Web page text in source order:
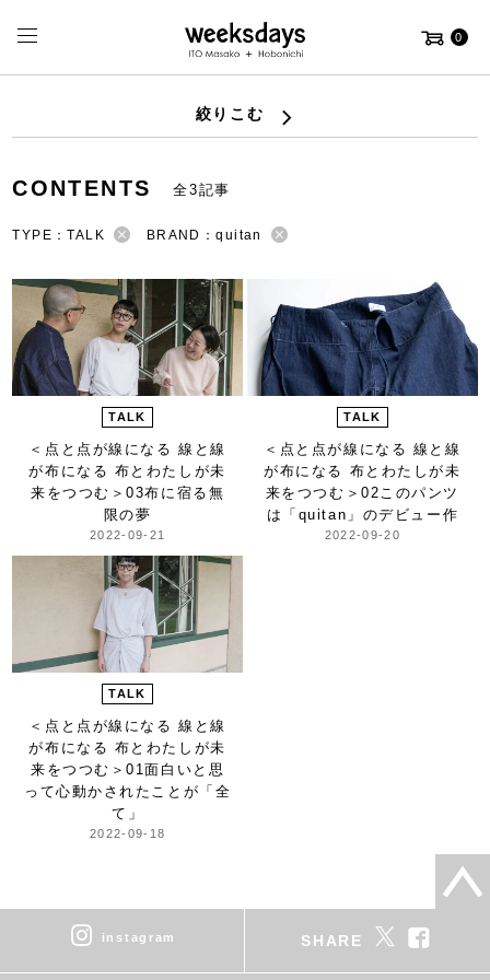
0
絞りこむ
CONTENTS 全3記事
TYPE：TALK BRAND：quitan
TALK
＜点と点が線になる 線と線
が布になる 布とわたしが未
来をつつむ＞03布に宿る無
限の夢
2022-09-21
TALK
＜点と点が線になる 線と線
が布になる 布とわたしが未
来をつつむ＞02このパンツ
は「quitan」のデビュー作
2022-09-20
TALK
＜点と点が線になる 線と線
が布になる 布とわたしが未
来をつつむ＞01面白いと思
って心動かされたことが「全
て」
2022-09-18
instagram SHARE